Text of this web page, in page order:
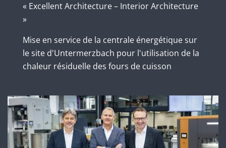
« Excellent Architecture – Interior Architecture
»
Mise en service de la centrale énergétique sur
le site d'Untermerzbach pour l'utilisation de la
chaleur résiduelle des fours de cuisson